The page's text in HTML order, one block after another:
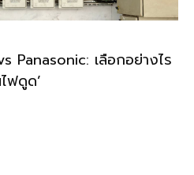
Panasonic: เลือกอย่างไร
ฟดูด’